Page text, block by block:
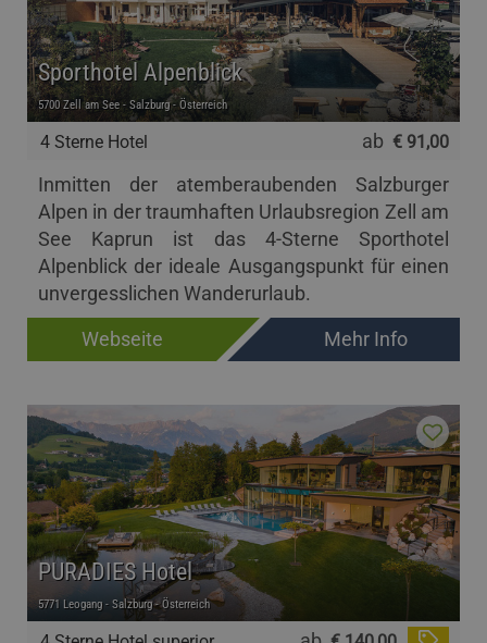
4 Sterne Hotel
Sporthotel Alpenblick
5700 Zell am See - Salzburg - Österreich
ab € 91,00
Inmitten der atemberaubenden Salzburger
Alpen in der traumhaften Urlaubsregion Zell am
See Kaprun ist das 4-Sterne Sporthotel
Alpenblick der ideale Ausgangspunkt für einen
unvergesslichen Wanderurlaub.
Webseite
Mehr Info
PURADIES Hotel
5771 Leogang - Salzburg - Österreich